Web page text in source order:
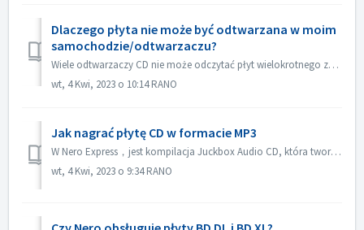
Dlaczego płyta nie może być odtwarzana w moim
samochodzie/odtwarzaczu?
Wiele odtwarzaczy CD nie może odczytać płyt wielokrotnego zapisu (CD-RW). Dlatego do nagrywania płyt Audio CD należy używać zwykłych płyt CD-ROM.
wt, 4 Kwi, 2023 o 10:14 RANO
Jak nagrać płytę CD w formacie MP3
W Nero Express，jest kompilacja Juckbox Audio CD, która tworzy płytę CD ze wszystkimi Twoimi ulubionymi plikami MP3, WMA lub Nero AAC, które mogą być odtwarz...
wt, 4 Kwi, 2023 o 9:34 RANO